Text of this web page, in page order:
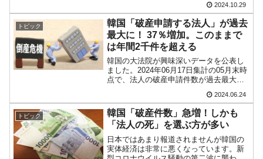
『Money1』
韓国･外為取引量「1日当たり1,214.4億ドル」
まで拡大 ⇒ 海外資金の動きに強く左右される状態
『Money1』
韓国･帰ってきた李在明。李在明を支持しな
い「50.5％」に上昇
韓国大統領府ボンクラ政策室長が告発された
⇒ 国家が行った恐るべき株価操作であり、空前の国政壟断
『Money1』
韓国･警察職員が「丸刈りになって抗議活
動」
『Money1』
中国だけが鉄鋼輸出を異常増加させる ⇒ 中
句に終了――といったことが起こりま
す。しかも一箇所やニ箇所ではありませ
ん。2024年01月には『...
2024.10.29
トピック
韓国「破産申請する法人」が過去
最大に！ 37％増加。このままで
は年間2千件を超える
韓国の大法院が興味深いデータを公表し
ました。2024年06月17日集計の05月末時
点で、法人の破産申請件数が過去最大と
ータです。2024年05月法人破産申請：
175件2024年05月末時点累計法人破産申
請...
2024.06.24
トピック
韓国「破産件数」急増！しかも
「法人の死」を選ぶ方が多い
日本ではあまり報道されませんが韓国の
実体経済は非常に悪くなっています。新